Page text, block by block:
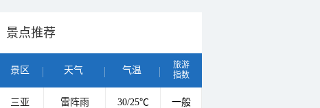
景点推荐
景区 天气 气温
旅游
指数
三亚 雷阵雨 30/25℃ 一般